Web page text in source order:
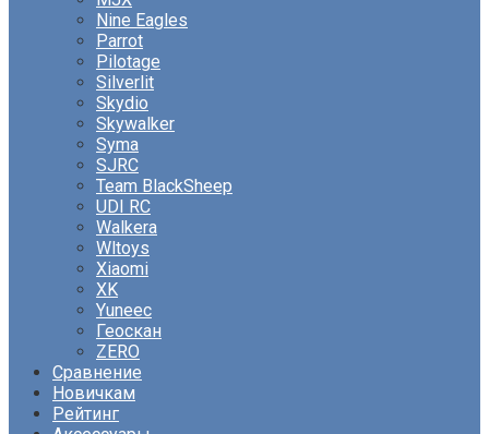
Nine Eagles
Parrot
Pilotage
Silverlit
Skydio
Skywalker
Syma
SJRC
Team BlackSheep
UDI RC
Walkera
Wltoys
Xiaomi
XK
Yuneec
Геоскан
ZERO
Сравнение
Новичкам
Рейтинг